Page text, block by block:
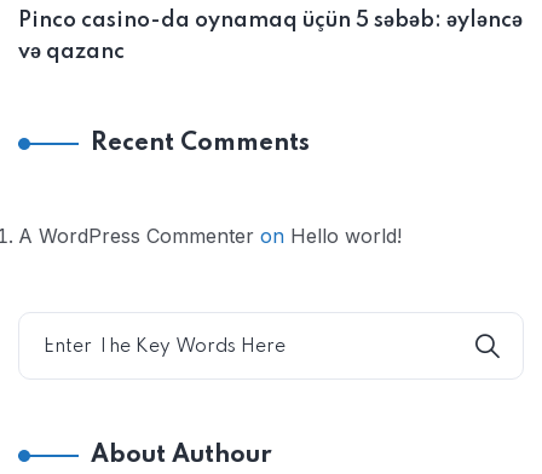
Pinco casino-da oynamaq üçün 5 səbəb: əyləncə
və qazanc
Recent Comments
A WordPress Commenter on Hello world!
About Authour